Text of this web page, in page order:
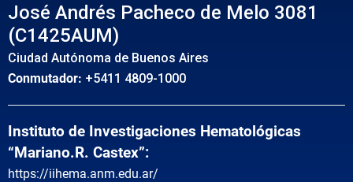
José Andrés Pacheco de Melo 3081
(C1425AUM)
Ciudad Autónoma de Buenos Aires
Conmutador: +5411 4809-1000
Instituto de Investigaciones Hematológicas
“Mariano.R. Castex”:
https://iihema.anm.edu.ar/